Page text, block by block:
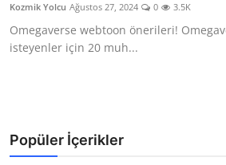
Testler
Kozmik Yolcu Ağustos 27, 2024 0 3.5K
Omegaverse webtoon önerileri!
isteyenler için 20 muh...
Popüler İçerikler